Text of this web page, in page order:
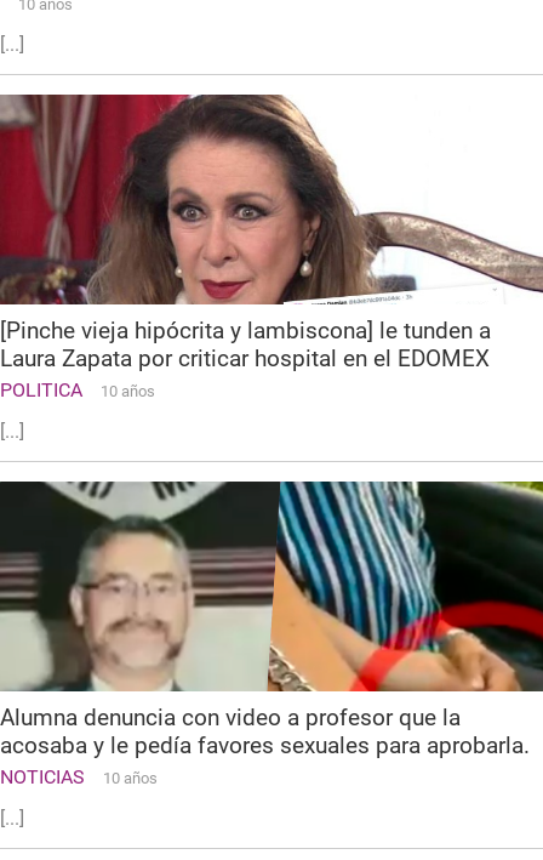
10 años
[...]
[Pinche vieja hipócrita y lambiscona] le tunden a
Laura Zapata por criticar hospital en el EDOMEX
POLITICA 10 años
[...]
Alumna denuncia con video a profesor que la
acosaba y le pedía favores sexuales para aprobarla.
NOTICIAS 10 años
[...]